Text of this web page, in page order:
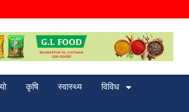
कृषि स्वास्थ्य विविध